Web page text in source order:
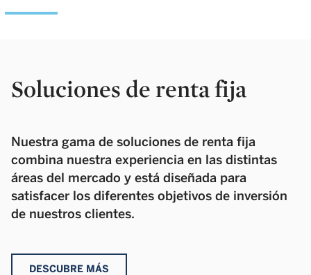
Soluciones de renta fija
Nuestra gama de soluciones de renta fija
combina nuestra experiencia en las distintas
áreas del mercado y está diseñada para
satisfacer los diferentes objetivos de inversión
de nuestros clientes.
DESCUBRE MÁS